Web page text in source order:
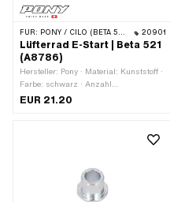
FÜR: PONY / CILO (BETA 521 & 512) 20901
Lüfterrad E-Start | Beta 521
(A8786)
Hersteller: Pony · Material: Kunststoff ·
Farbe: schwarz · Anzahl
Befestigungspunkte: 4 Stk.
EUR 21.20